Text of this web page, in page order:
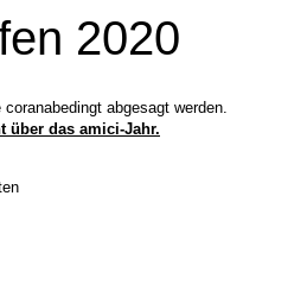
2020
abgesagt werden.
über das amici-Jahr.